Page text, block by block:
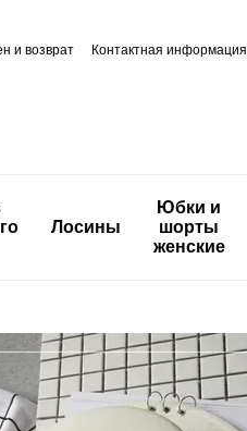
и возврат Контактная информация
Лосины
Юбки и
шорты
женские